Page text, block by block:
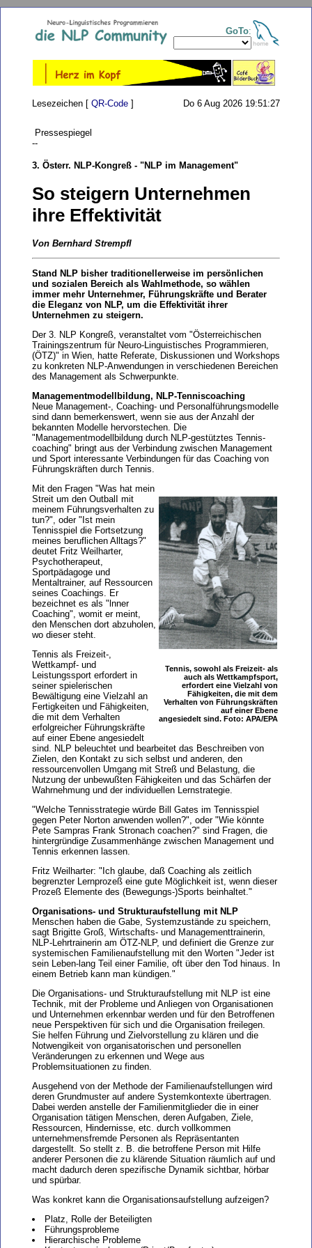
GoTo:
Lesezeichen [ QR-Code ] Do 6 Aug 2026 19:51:27
Pressespiegel
--
3. Österr. NLP-Kongreß - "NLP im Management"
So steigern Unternehmen
ihre Effektivität
Von Bernhard Strempfl
Stand NLP bisher traditionellerweise im persönlichen
und sozialen Bereich als Wahlmethode, so wählen
immer mehr Unternehmer, Führungskräfte und Berater
die Eleganz von NLP, um die Effektivität ihrer
Unternehmen zu steigern.
Der 3. NLP Kongreß, veranstaltet vom "Österreichischen
Trainingszentrum für Neuro-Linguistisches Programmieren,
(ÖTZ)" in Wien, hatte Referate, Diskussionen und Workshops
zu konkreten NLP-Anwendungen in verschiedenen Bereichen
des Management als Schwerpunkte.
Managementmodellbildung, NLP-Tenniscoaching
Neue Management-, Coaching- und Personalführungsmodelle
sind dann bemerkenswert, wenn sie aus der Anzahl der
bekannten Modelle hervorstechen. Die
"Managementmodellbildung durch NLP-gestütztes Tennis-
coaching" bringt aus der Verbindung zwischen Management
und Sport interessante Verbindungen für das Coaching von
Führungskräften durch Tennis.
Tennis, sowohl als Freizeit- als
auch als Wettkampfsport,
erfordert eine Vielzahl von
Fähigkeiten, die mit dem
Verhalten von Führungskräften
auf einer Ebene
angesiedelt sind. Foto: APA/EPA
Mit den Fragen "Was hat mein
Streit um den OutbalI mit
meinem Führungsverhalten zu
tun?", oder "Ist mein
Tennisspiel die Fortsetzung
meines beruflichen Alltags?"
deutet Fritz Weilharter,
Psychotherapeut,
Sportpädagoge und
Mentaltrainer, auf Ressourcen
seines Coachings. Er
bezeichnet es als "lnner
Coaching", womit er meint,
den Menschen dort abzuholen,
wo dieser steht.
Tennis als Freizeit-,
Wettkampf- und
Leistungssport erfordert in
seiner spielerischen
Bewältigung eine Vielzahl an
Fertigkeiten und Fähigkeiten,
die mit dem Verhalten
erfolgreicher Führungskräfte
auf einer Ebene angesiedelt
sind. NLP beleuchtet und bearbeitet das Beschreiben von
Zielen, den Kontakt zu sich selbst und anderen, den
ressourcenvollen Umgang mit Streß und Belastung, die
Nutzung der unbewußten Fähigkeiten und das Schärfen der
Wahrnehmung und der individuellen Lernstrategie.
"Welche Tennisstrategie würde Bill Gates im Tennisspiel
gegen Peter Norton anwenden wollen?", oder "Wie könnte
Pete Sampras Frank Stronach coachen?" sind Fragen, die
hintergründige Zusammenhänge zwischen Management und
Tennis erkennen lassen.
Fritz Weilharter: "Ich glaube, daß Coaching als zeitlich
begrenzter Lernprozeß eine gute Möglichkeit ist, wenn dieser
Prozeß Elemente des (Bewegungs-)Sports beinhaltet."
Organisations- und Strukturaufstellung mit NLP
Menschen haben die Gabe, Systemzustände zu speichern,
sagt Brigitte Groß, Wirtschafts- und Managementtrainerin,
NLP-Lehrtrainerin am ÖTZ-NLP, und definiert die Grenze zur
systemischen Familienaufstellung mit den Worten "Jeder ist
sein Leben-lang Teil einer Familie, oft über den Tod hinaus. In
einem Betrieb kann man kündigen."
Die Organisations- und Strukturaufstellung mit NLP ist eine
Technik, mit der Probleme und Anliegen von Organisationen
und Unternehmen erkennbar werden und für den Betroffenen
neue Perspektiven für sich und die Organisation freilegen.
Sie helfen Führung und Zielvorstellung zu klären und die
Notwengikeit von organisatorischen und personellen
Veränderungen zu erkennen und Wege aus
Problemsituationen zu finden.
Ausgehend von der Methode der Familienaufstellungen wird
deren Grundmuster auf andere Systemkontexte übertragen.
Dabei werden anstelle der Familienmitglieder die in einer
Organisation tätigen Menschen, deren Aufgaben, Ziele,
Ressourcen, Hindernisse, etc. durch vollkommen
unternehmensfremde Personen als Repräsentanten
dargestellt. So stellt z. B. die betroffene Person mit Hilfe
anderer Personen die zu klärende Situation räumlich auf und
macht dadurch deren spezifische Dynamik sichtbar, hörbar
und spürbar.
Was konkret kann die Organisationsaufstellung aufzeigen?
Platz, Rolle der Beteiligten
Führungsprobleme
Hierarchische Probleme